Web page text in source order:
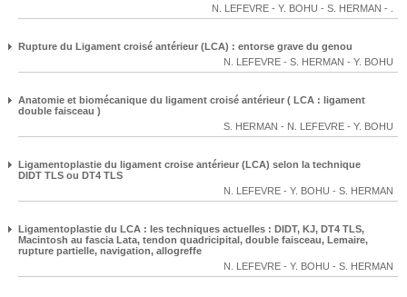
N. LEFEVRE - Y. BOHU - S. HERMAN -
Rupture du Ligament croisé antérieur (LCA) : entorse grave du genou
N. LEFEVRE - S. HERMAN - Y. BOHU
Anatomie et biomécanique du ligament croisé antérieur ( LCA : ligament
double faisceau )
S. HERMAN - N. LEFEVRE - Y. BOHU
Ligamentoplastie du ligament croise antérieur (LCA) selon la technique
DIDT TLS ou DT4 TLS
N. LEFEVRE - Y. BOHU - S. HERMAN
Ligamentoplastie du LCA : les techniques actuelles : DIDT, KJ, DT4 TLS,
Macintosh au fascia Lata, tendon quadricipital, double faisceau, Lemaire,
rupture partielle, navigation, allogreffe
N. LEFEVRE - Y. BOHU - S. HERMAN